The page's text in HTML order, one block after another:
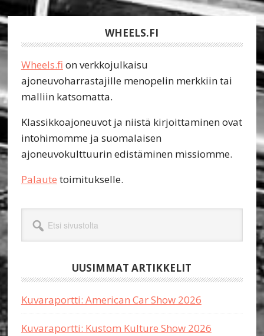
WHEELS.FI
Wheels.fi on verkkojulkaisu
ajoneuvoharrastajille menopelin merkkiin tai
malliin katsomatta.
Klassikkoajoneuvot ja niistä kirjoittaminen ovat
intohimomme ja suomalaisen
ajoneuvokulttuurin edistäminen missiomme.
Palaute toimitukselle.
sivustolta
UUSIMMAT ARTIKKELIT
Kuvaraportti: American Car Show 2026
Kuvaraportti: Kustom Kulture Show 2026